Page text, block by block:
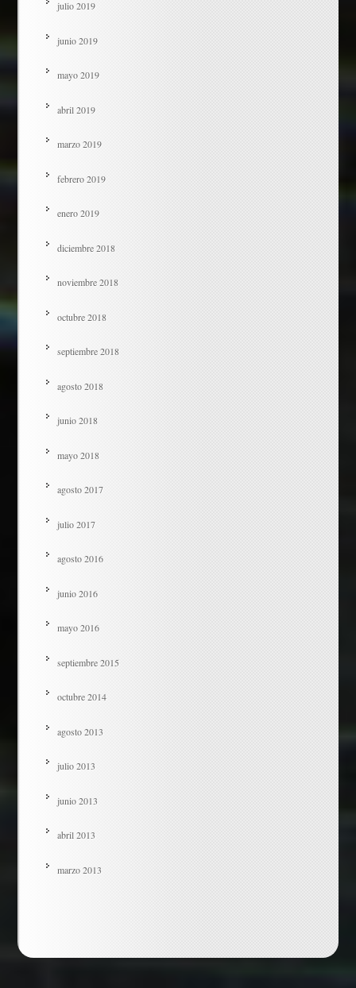
julio 2019
junio 2019
mayo 2019
abril 2019
marzo 2019
febrero 2019
enero 2019
diciembre 2018
noviembre 2018
octubre 2018
septiembre 2018
agosto 2018
junio 2018
mayo 2018
agosto 2017
julio 2017
agosto 2016
junio 2016
mayo 2016
septiembre 2015
octubre 2014
agosto 2013
julio 2013
junio 2013
abril 2013
marzo 2013